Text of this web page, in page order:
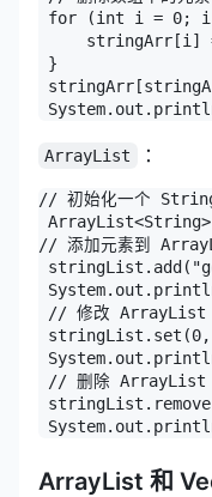
for (int i = 0; i
stringArr[i]
}
ArrayList ：
// 初始化一个
// 添加元素到
// 修改 ArrayList
// 删除 ArrayList
ArrayList 和